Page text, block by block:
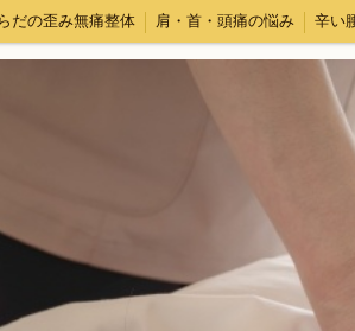
だの歪み無痛整体 肩・首・頭痛の悩み 辛い